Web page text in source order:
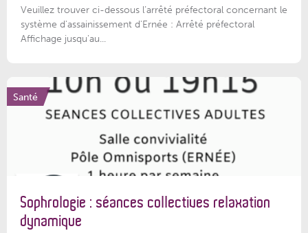
Veuillez trouver ci-dessous l’arrêté préfectoral concernant le
système d'assainissement d'Ernée : Arrêté préfectoral
Affichage jusqu'au...
Santé
Sophrologie : séances collectives relaxation
dynamique